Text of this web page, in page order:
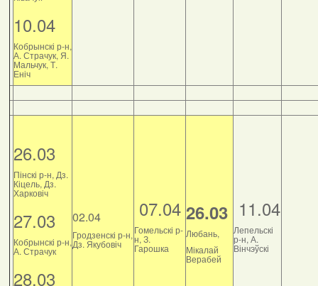
10.04
Кобрынскі р-н,
А. Страчук, Я.
Мальчук, Т.
Еніч
26.03
Пінскі р-н, Дз.
Кіцель, Дз.
Харковіч
27.03
Кобрынскі р-н,
А. Страчук
28.03
02.04
Гродзенскі р-н,
Дз. Якубовіч
07.04
Гомельскі р-
н, З.
Гарошка
26.03
Любань,
Мікалай
Верабей
11.04
Лепельскі
р-н, А.
Вінчэўскі